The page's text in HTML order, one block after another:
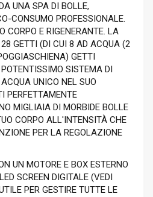
UNA SPA DI BOLLE,
CONSUMO PROFESSIONALE.
CORPO E RIGENERANTE. LA
GETTI (DI CUI 8 AD ACQUA (2
GETTI
SISTEMA DI
UNICO NEL SUO
PERFETTAMENTE
MIGLIAIA DI MORBIDE BOLLE
CORPO ALL'INTENSITÀ CHE
PER LA REGOLAZIONE
UN MOTORE E BOX ESTERNO
SCREEN DIGITALE (VEDI
PER GESTIRE TUTTE LE